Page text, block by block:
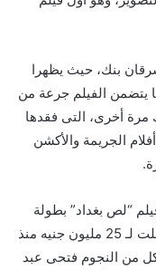
بنك، حيث يظهرا
يتضمن الفيلم جرعة من
أخرى، التى فقدها
الجريمة والأكشن
“لص بغداد” بطولة
النجم محمد إمام، محققاً ايرادات كبيرة وصلت لـ 25 مليون جنيه منذ
من النجوم فتحى عبد